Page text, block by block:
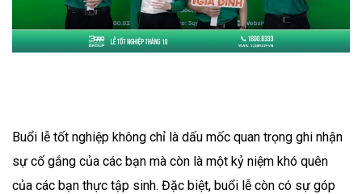
Buổi lễ tốt nghiệp không chỉ là dấu mốc quan trọng ghi nhận
sự cố gắng của các bạn mà còn là một kỷ niệm khó quên
của các bạn thực tập sinh. Đặc biệt, buổi lễ còn có sự góp